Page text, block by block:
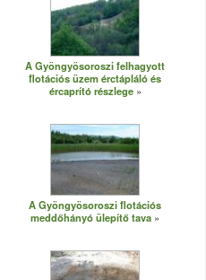
A Gyöngyösoroszi felhagyott
flotációs üzem érctápláló és
ércaprító részlege
A Gyöngyösoroszi flotációs
meddőhányó ülepítő tava